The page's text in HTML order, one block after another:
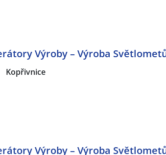
Výroby – Výroba
Kopřivnice
Výroby – Výroba